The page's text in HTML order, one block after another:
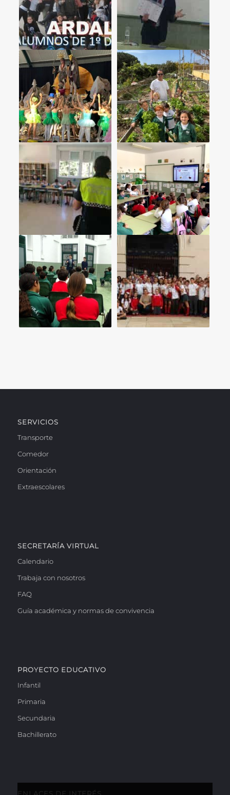
SERVICIOS
Transporte
Comedor
Orientación
Extraescolares
SECRETARÍA VIRTUAL
Calendario
Trabaja con nosotros
FAQ
Guía académica y normas de convivencia
PROYECTO EDUCATIVO
Infantil
Primaria
Secundaria
Bachillerato
ENLACES DE INTERÉS